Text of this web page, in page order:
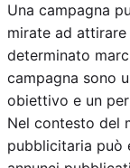
Una campagna
mirate ad
determinato
campagna sono
obiettivo e un
Nel contesto del
pubblicitaria può